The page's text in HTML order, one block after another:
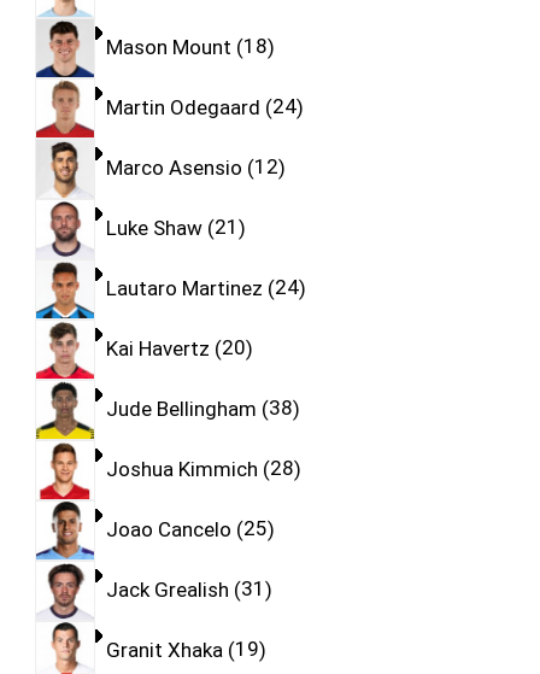
Mason Mount 18
Martin Odegaard 24
Marco Asensio 12
Luke Shaw 21
Lautaro Martinez 24
Kai Havertz 20
Jude Bellingham 38
Joshua Kimmich 28
Joao Cancelo 25
Jack Grealish 31
Granit Xhaka 19